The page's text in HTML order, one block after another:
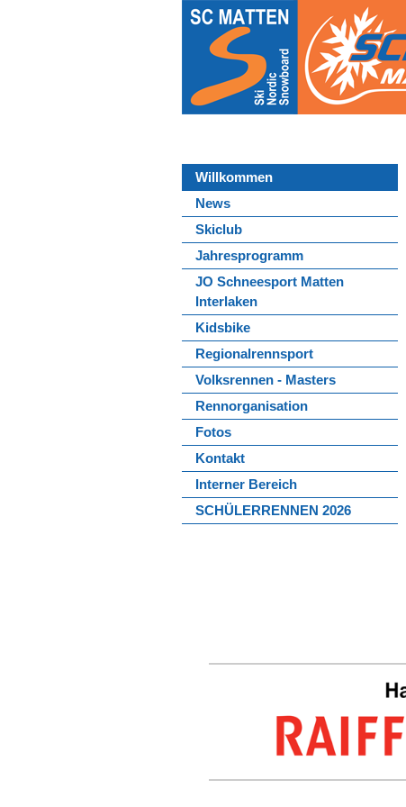
Willkommen
News
Skiclub
Jahresprogramm
JO Schneesport Matten
Interlaken
Kidsbike
Regionalrennsport
Volksrennen - Masters
Rennorganisation
Fotos
Kontakt
Interner Bereich
SCHÜLERRENNEN 2026